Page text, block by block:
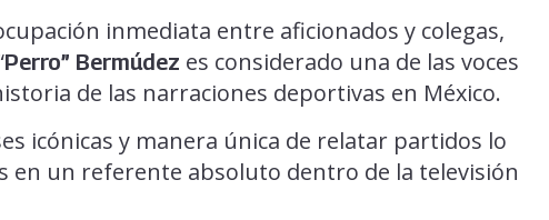
inmediata entre aficionados y colegas,
Perro” Bermúdez es considerado una de las voces
de las narraciones deportivas en México.
icónicas y manera única de relatar partidos lo
en un referente absoluto dentro de la televisión